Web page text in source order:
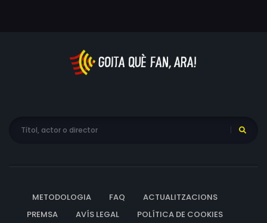
METODOLOGIA FAQ
ACTUALITZACIONS
PREMSA
AVÍS LEGAL POLÍTICA DE COOKIES